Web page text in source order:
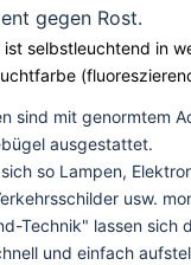
gegen Rost.
selbstleuchtend in
sind mit genormtem
ausgestattet.
so Lampen,
usw.
Technik" lassen sich
und einfach